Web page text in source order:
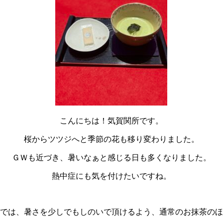
こんにちは！気賀関所です。
桜からツツジへと季節の花も移り変わりました。
ＧＷも近づき、暑いなぁと感じる日も多くなりました。
熱中症にも気を付けたいですね。
は、暑さを少しでもしのいで頂けるよう、通常のお抹茶の